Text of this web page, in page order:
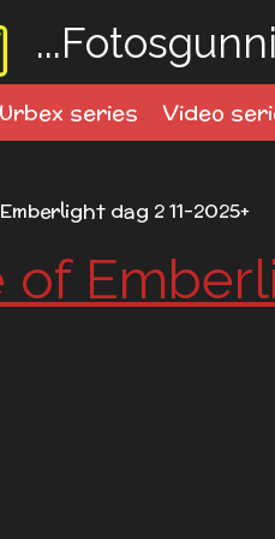
Urbex series Video
dag 2 11-2025+